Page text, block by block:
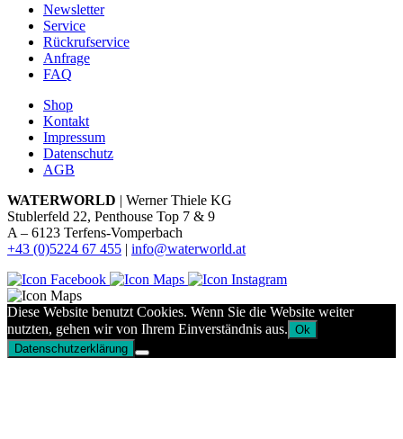
Newsletter
Service
Rückrufservice
Anfrage
FAQ
Shop
Kontakt
Impressum
Datenschutz
AGB
WATERWORLD | Werner Thiele KG
Stublerfeld 22, Penthouse Top 7 & 9
A – 6123 Terfens-Vomperbach
+43 (0)5224 67 455 | info@waterworld.at
Diese Website benutzt Cookies. Wenn Sie die Website weiter
nutzten, gehen wir von Ihrem Einverständnis aus. Ok
Datenschutzerklärung